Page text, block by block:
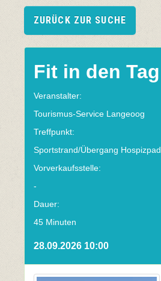
ZURÜCK ZUR SUCHE
Fit in den Tag
Veranstalter:
Tourismus-Service Langeoog
Treffpunkt:
Sportstrand/Übergang Hospizpad
Vorverkaufsstelle:
-
Dauer:
45 Minuten
28.09.2026 10:00